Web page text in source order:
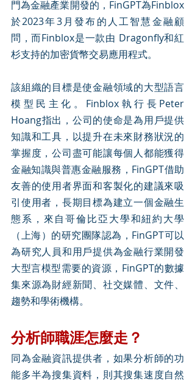
門為金融產業開發的，FinGPT為Finblox
於2023年3月發布的人工智慧金融顧
問，而Finblox是一款由 Dragonfly和紅
杉支持的加密貨幣交易應用程式。
該組織的目標是使金融領域的大型語言
模型民主化。Finblox執行長Peter
Hoang指出，公司的使命是為用戶提供
知識和工具，以提升在未來財務狀況的
掌握度，公司盡可能讓每個人都能獲得
金融知識與普惠金融服務，FinGPT借助
友善的使用者界面和客製化的建議來吸
引使用者，長期目標為建立一個金融生
態系，來自哥倫比亞大學和紐約大學
（上海）的研究團隊認為，FinGPT可以
為研究人員和用戶提供為金融行業開發
大型言模型需要的資源，FinGPT的數據
集來源為財經新聞、社交媒體、文件、
趨勢和學術機構。
分析師職涯怎麼走？
同為金融資訊提供者，如果分析師的功
能多半為搜集資料，則其搜集速度自然